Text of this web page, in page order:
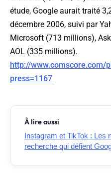
étude, Google aurait traité
décembre 2006, suivi par
Microsoft (713 millions),
AOL (335 millions).
http://www.comscore.com/
press=1167
À lire aussi
Instagram et TikTok : Les
recherche qui défient